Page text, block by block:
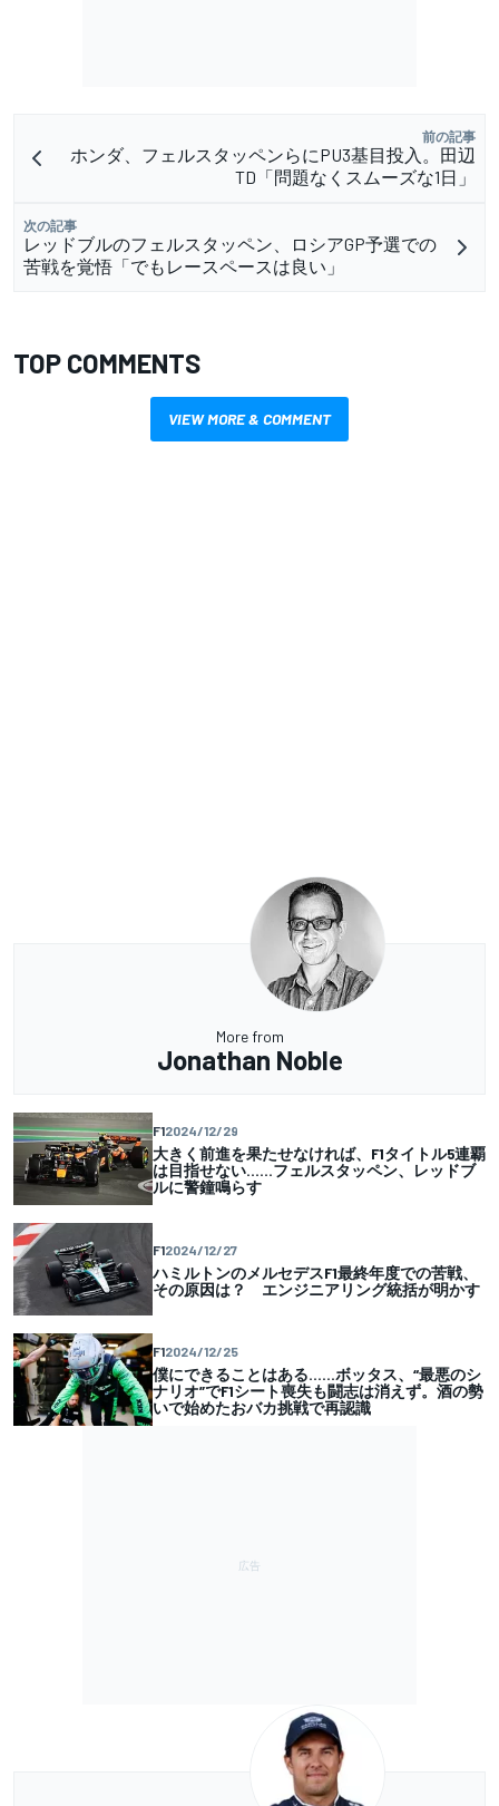
前の記事
ホンダ、フェルスタッペンらにPU3基目投入。田辺
TD「問題なくスムーズな1日」
次の記事
レッドブルのフェルスタッペン、ロシアGP予選での
苦戦を覚悟「でもレースペースは良い」
TOP COMMENTS
VIEW MORE & COMMENT
More from
Jonathan Noble
F12024/12/29
大きく前進を果たせなければ、F1タイトル5連覇
は目指せない……フェルスタッペン、レッドブ
ルに警鐘鳴らす
F12024/12/27
ハミルトンのメルセデスF1最終年度での苦戦、
その原因は？ エンジニアリング統括が明かす
F12024/12/25
僕にできることはある……ボッタス、“最悪のシ
ナリオ”でF1シート喪失も闘志は消えず。酒の勢
いで始めたおバカ挑戦で再認識